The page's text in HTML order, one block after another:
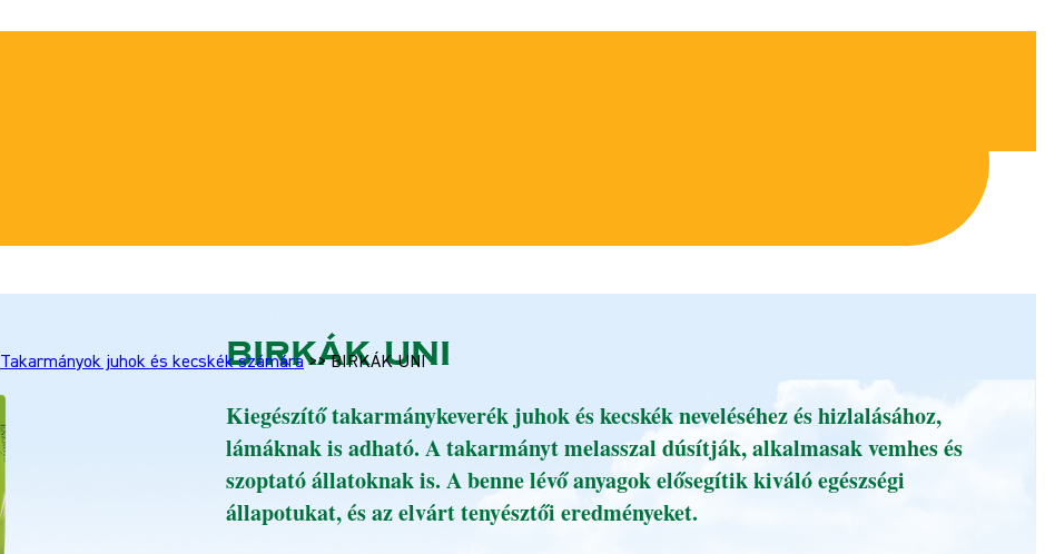
Takarmányok juhok és kecskék számára >>BIRKÁK UNI
BIRKÁK UNI
Kiegészítő takarmánykeverék juhok és kecskék neveléséhez és hizlalásához,
lámáknak is adható. A takarmányt melasszal dúsítják, alkalmasak vemhes és
szoptató állatoknak is. A benne lévő anyagok elősegítik kiváló egészségi
állapotukat, és az elvárt tenyésztői eredményeket.